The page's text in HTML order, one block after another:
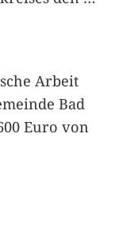
Arbeit
Bad
Euro von